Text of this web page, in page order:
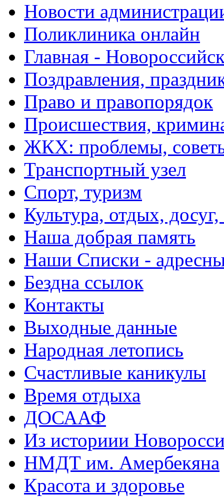
Новости
Поликлиника онлайн
Главная -
Поздравления,
Право и правопорядок
Происшествия,
ЖКХ: проблемы,
Транспортный узел
Спорт, туризм
Культура, отдых,
Наша добрая память
Наши Списки -
Бездна ссылок
Контакты
Выходные данные
Народная летопись
Счастливые каникулы
Время отдыха
ДОСААФ
Из историии
НМДТ им. Амербекяна
Красота и здоровье